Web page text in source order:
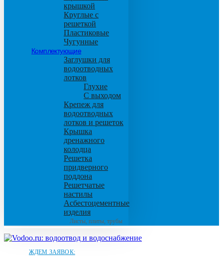
крышкой
Круглые с
решеткой
Пластиковые
Чугунные
Комплектующие
Заглушки для
водоотводных
лотков
Глухие
С выходом
Крепеж для
водоотводных
лотков и решеток
Крышка
дренажного
колодца
Решетка
придверного
поддона
Решетчатые
настилы
Асбестоцементные
изделия
Листы, плиты, трубы
ЖДЕМ ЗАЯВОК: